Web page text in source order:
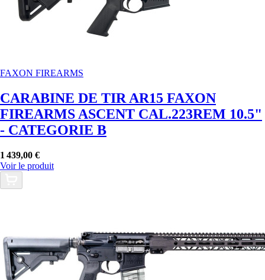
FAXON FIREARMS
CARABINE DE TIR AR15 FAXON
FIREARMS ASCENT CAL.223REM 10.5"
- CATEGORIE B
1 439,00 €
Voir le produit